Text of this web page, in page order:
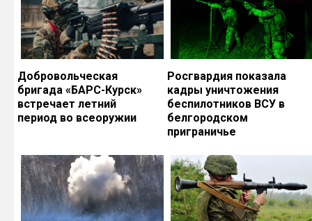
Добровольческая
бригада «БАРС-Курск»
встречает летний
период во всеоружии
Росгвардия показала
кадры уничтожения
беспилотников ВСУ в
белгородском
приграничье